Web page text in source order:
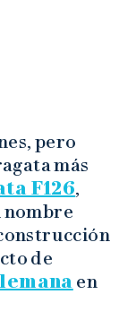
pero
más
F126,
nombre
de
en